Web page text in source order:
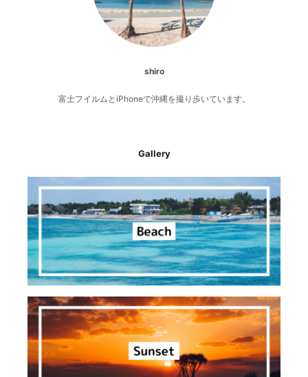
shiro
富士フイルムとiPhoneで沖縄を撮り歩いています。
Gallery